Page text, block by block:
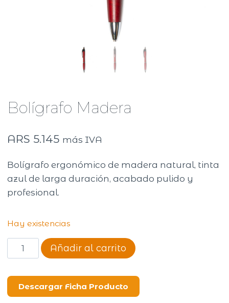
Bolígrafo Madera
ARS 5.145 más IVA
Bolígrafo ergonómico de madera natural, tinta
azul de larga duración, acabado pulido y
profesional.
Hay existencias
Bolígrafo
Madera
Añadir al carrito
Descargar Ficha Producto